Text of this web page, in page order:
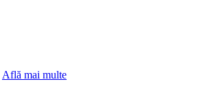
Află mai multe